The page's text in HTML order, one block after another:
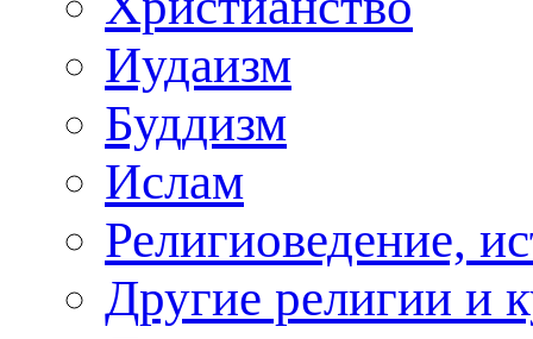
Иудаизм
Буддизм
Ислам
Религиоведение,
Другие религии и